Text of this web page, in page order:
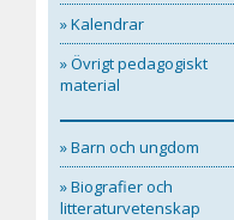
» Kalendrar
» Övrigt pedagogiskt
material
» Barn och ungdom
» Biografier och
litteraturvetenskap